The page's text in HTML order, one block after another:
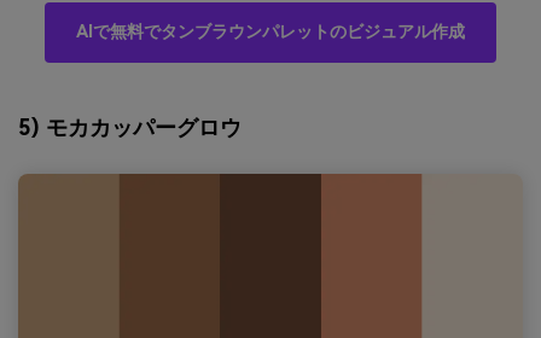
AIで無料でタンブラウンパレットのビジュアル作成
5) モカカッパーグロウ